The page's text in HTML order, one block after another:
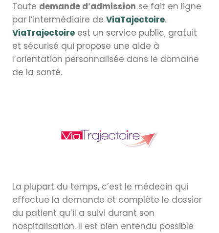
Toute demande d’admission se fait en ligne
par l’intermédiaire de ViaTajectoire.
ViaTrajectoire est un service public, gratuit
et sécurisé qui propose une aide à
l’orientation personnalisée dans le domaine
de la santé.
La plupart du temps, c’est le médecin qui
effectue la demande et complète le dossier
du patient qu’il a suivi durant son
hospitalisation. Il est bien entendu possible